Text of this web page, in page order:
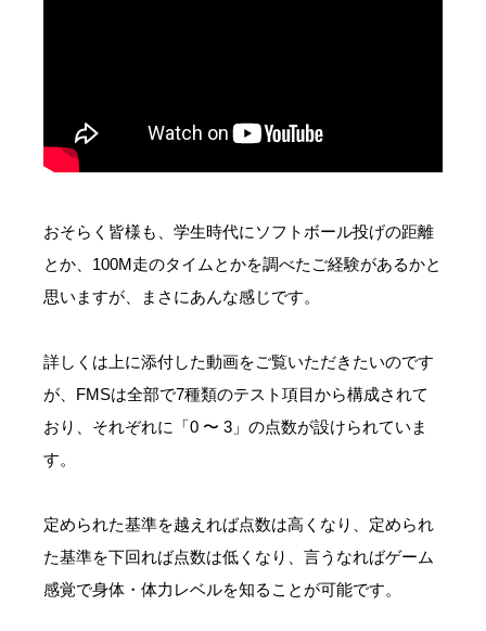
おそらく皆様も、学生時代にソフトボール投げの距離
とか、100M走のタイムとかを調べたご経験があるかと
思いますが、まさにあんな感じです。
詳しくは上に添付した動画をご覧いただきたいのです
が、FMSは全部で7種類のテスト項目から構成されて
おり、それぞれに「0 〜 3」の点数が設けられていま
す。
定められた基準を越えれば点数は高くなり、定められ
た基準を下回れば点数は低くなり、言うなればゲーム
感覚で身体・体力レベルを知ることが可能です。